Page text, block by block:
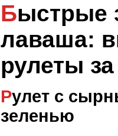
Быстрые закуски из
лаваша:
рулеты
Рулет с сырными шариками и
зеленью